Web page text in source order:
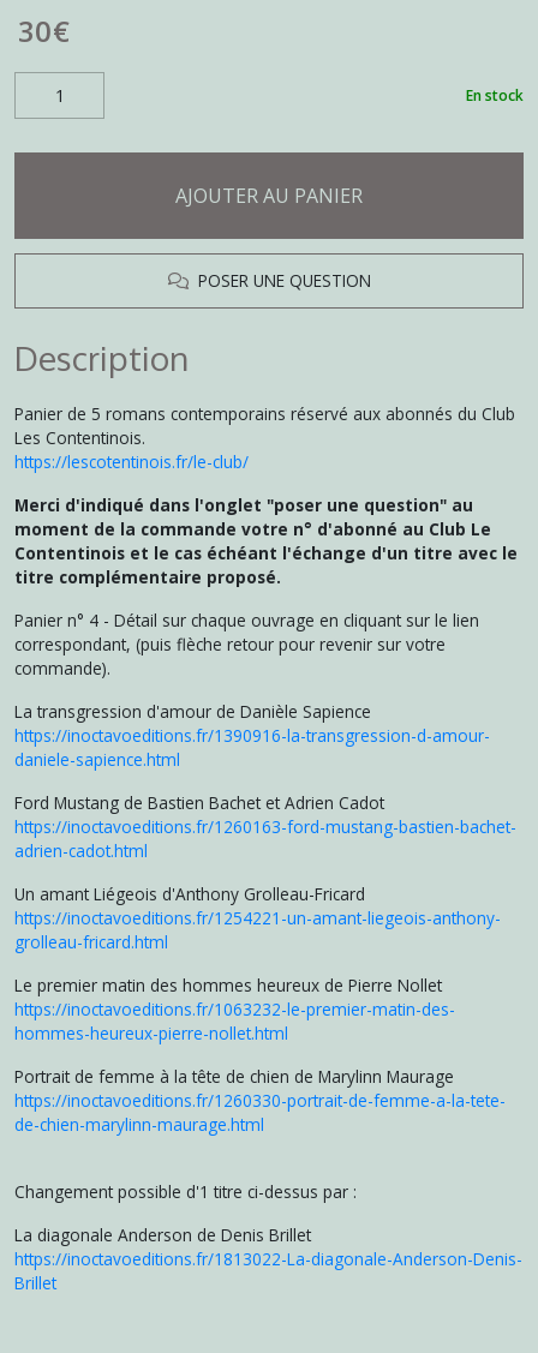
30€
En stock
AJOUTER AU PANIER
POSER UNE QUESTION
Description
Panier de 5 romans contemporains réservé aux abonnés du Club
Les Contentinois.
https://lescotentinois.fr/le-club/
Merci d'indiqué dans l'onglet "poser une question" au
moment de la commande votre n° d'abonné au Club Le
Contentinois et le cas échéant l'échange d'un titre avec le
titre complémentaire proposé.
Panier n° 4 - Détail sur chaque ouvrage en cliquant sur le lien
correspondant, (puis flèche retour pour revenir sur votre
commande).
La transgression d'amour de Danièle Sapience
https://inoctavoeditions.fr/1390916-la-transgression-d-amour-
daniele-sapience.html
Ford Mustang de Bastien Bachet et Adrien Cadot
https://inoctavoeditions.fr/1260163-ford-mustang-bastien-bachet-
adrien-cadot.html
Un amant Liégeois d'Anthony Grolleau-Fricard
https://inoctavoeditions.fr/1254221-un-amant-liegeois-anthony-
grolleau-fricard.html
Le premier matin des hommes heureux de Pierre Nollet
https://inoctavoeditions.fr/1063232-le-premier-matin-des-
hommes-heureux-pierre-nollet.html
Portrait de femme à la tête de chien de Marylinn Maurage
https://inoctavoeditions.fr/1260330-portrait-de-femme-a-la-tete-
de-chien-marylinn-maurage.html
Changement possible d'1 titre ci-dessus par :
La diagonale Anderson de Denis Brillet
https://inoctavoeditions.fr/1813022-La-diagonale-Anderson-Denis-
Brillet